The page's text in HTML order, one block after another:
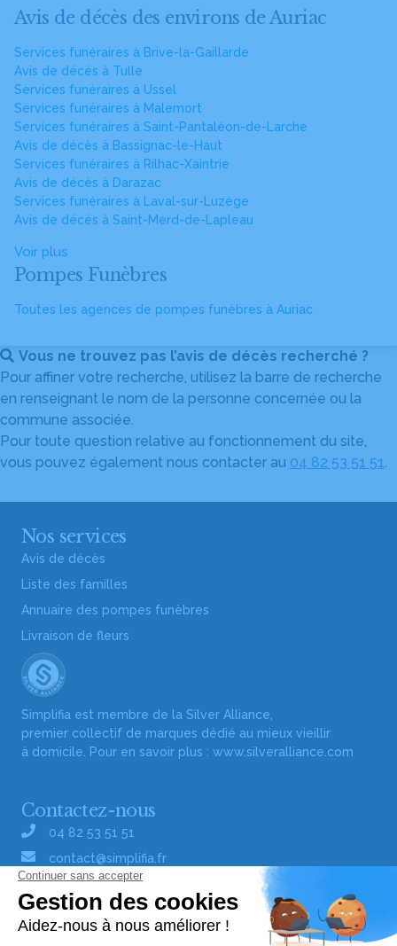
Avis de décès des environs de Auriac
Services funéraires à Brive-la-Gaillarde
Avis de décès à Tulle
Services funéraires à Ussel
Services funéraires à Malemort
Services funéraires à Saint-Pantaléon-de-Larche
Avis de décès à Bassignac-le-Haut
Services funéraires à Rilhac-Xaintrie
Avis de décès à Darazac
Services funéraires à Laval-sur-Luzège
Avis de décès à Saint-Merd-de-Lapleau
Voir plus
Pompes Funèbres
Toutes les agences de pompes funèbres à Auriac
Vous ne trouvez pas l’avis de décès recherché ?
Pour affiner votre recherche, utilisez la barre de recherche
en renseignant le nom de la personne concernée ou la
commune associée.
Pour toute question relative au fonctionnement du site,
vous pouvez également nous contacter au 04 82 53 51 51.
Nos services
Avis de décès
Liste des familles
Annuaire des pompes funèbres
Livraison de fleurs
Simplifia est membre de la Silver Alliance,
premier collectif de marques dédié au mieux vieillir
à domicile. Pour en savoir plus : www.silveralliance.com
Contactez-nous
04 82 53 51 51
contact@simplifia.fr
Réseaux sociaux